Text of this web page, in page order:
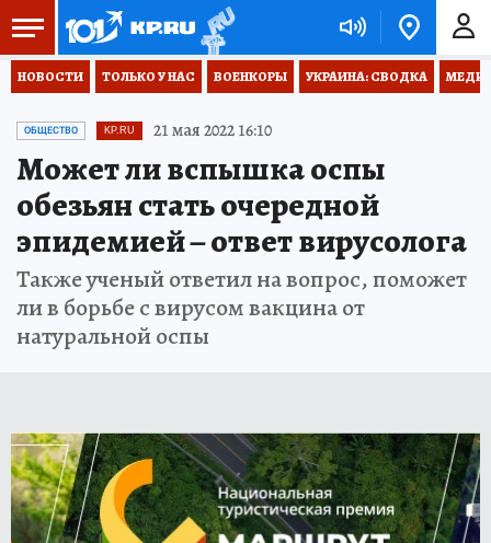
НОВОСТИ ТОЛЬКО У НАС ВОЕНКОРЫ УКРАИНА: СВОДКА
ОБЩЕСТВО KP.RU 21 мая 2022 16:10
Может ли вспышка оспы
обезьян стать очередной
эпидемией – ответ вирусолога
Также ученый ответил на вопрос, поможет
ли в борьбе с вирусом вакцина от
натуральной оспы